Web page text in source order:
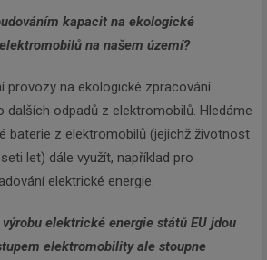
kapacit na ekologické
na našem území?
provozy na ekologické zpracování
dalších odpadů z elektromobilů. Hledáme
baterie z elektromobilů (jejichž životnost
let) dále využít, například pro
elektrické energie.
elektrické energie států EU jdou
elektromobility ale stoupne
váš email a my Vám
zasílat ty nejdůležitější